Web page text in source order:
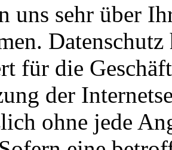
uns sehr über
für die
der
ohne jede